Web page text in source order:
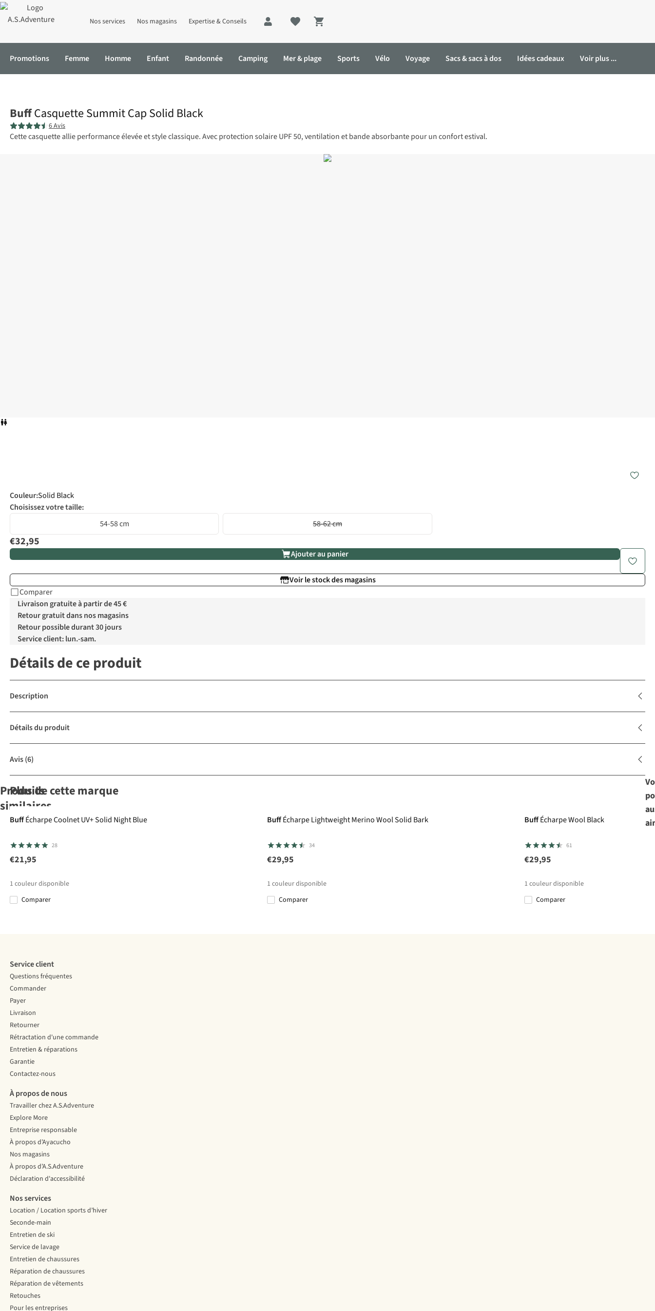
Nos services Nos magasins Expertise & Conseils
Shopping cart
Promotions Femme Homme Enfant Randonnée Camping Mer & plage Sports Vélo Voyage Sacs & sacs à dos Idées cadeaux Voir plus ...
BuffCasquette Summit Cap Solid Black
6 Avis
Cette casquette allie performance élevée et style classique. Avec protection solaire UPF 50, ventilation et bande absorbante pour un confort estival.
Couleur:Solid Black
Choisissez votre taille:
54-58 cm
58-62 cm
€32,95
Ajouter au panier
Voir le stock des magasins
Comparer
Livraison gratuite à partir de 45 €
Retour gratuit dans nos magasins
Retour possible durant 30 jours
Service client: lun.-sam.
Détails de ce produit
Description
Détails du produit
Avis(6)
Produits
similaires
Casquette P-6
Logo Trucker
Casquette P-6
Logo Trucker
Face
Casquette
Casquette P-6
Logo Trucker
Plus de cette marque
BuffÉcharpe Coolnet UV+ Solid Night Blue
28
€21,95
1 couleur disponible
Comparer
BuffÉcharpe Lightweight Merino Wool Solid Bark
34
€29,95
1 couleur disponible
Comparer
BuffÉcharpe Wool Black
61
€29,95
1 couleur disponible
Comparer
Service client
Questions fréquentes
Commander
Payer
Livraison
Retourner
Rétractation d'une commande
Entretien & réparations
Garantie
Contactez-nous
À propos de nous
Travailler chez A.S.Adventure
Explore More
Entreprise responsable
À propos d’Ayacucho
Nos magasins
À propos d’A.S.Adventure
Déclaration d'accessibilité
Nos services
Location / Location sports d’hiver
Seconde-main
Entretien de ski
Service de lavage
Entretien de chaussures
Réparation de chaussures
Réparation de vêtements
Retouches
Pour les entreprises